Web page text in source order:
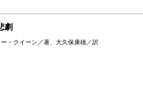
劇
・クイーン／著、大久保康雄／訳